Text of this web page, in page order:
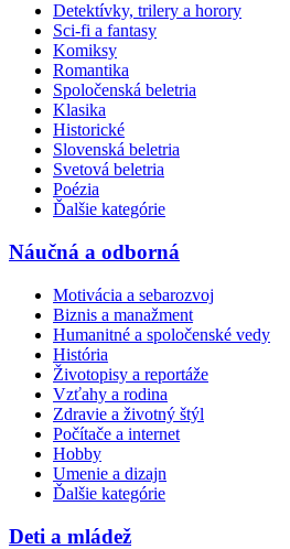
Detektívky, trilery a horory
Sci-fi a fantasy
Komiksy
Romantika
Spoločenská beletria
Klasika
Historické
Slovenská beletria
Svetová beletria
Poézia
Ďalšie kategórie
Náučná a odborná
Motivácia a sebarozvoj
Biznis a manažment
Humanitné a spoločenské vedy
História
Životopisy a reportáže
Vzťahy a rodina
Zdravie a životný štýl
Počítače a internet
Hobby
Umenie a dizajn
Ďalšie kategórie
Deti a mládež